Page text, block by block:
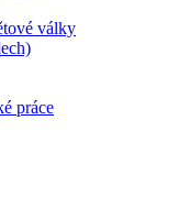
války
práce